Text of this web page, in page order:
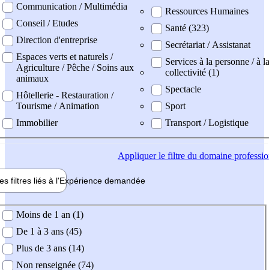
Communication / Multimédia
Conseil / Etudes
Direction d'entreprise
Espaces verts et naturels /
Agriculture / Pêche / Soins aux
animaux
Hôtellerie - Restauration /
Tourisme / Animation
Immobilier
Ressources Humaines
Santé (323)
Secrétariat / Assistanat
Services à la personne / à la
collectivité (1)
Spectacle
Sport
Transport / Logistique
Appliquerle filtre du domaine
filtres liés à l'Expérience demandée
demandée
Moins de 1 an (1)
De 1 à 3 ans (45)
Plus de 3 ans (14)
Non renseignée (74)